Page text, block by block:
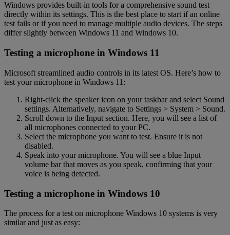
Windows provides built-in tools for a comprehensive sound test
directly within its settings. This is the best place to start if an online
test fails or if you need to manage multiple audio devices. The steps
differ slightly between Windows 11 and Windows 10.
Testing a microphone in Windows 11
Microsoft streamlined audio controls in its latest OS. Here’s how to
test your microphone in Windows 11:
Right-click the speaker icon on your taskbar and select Sound
settings. Alternatively, navigate to Settings > System > Sound.
Scroll down to the Input section. Here, you will see a list of
all microphones connected to your PC.
Select the microphone you want to test. Ensure it is not
disabled.
Speak into your microphone. You will see a blue Input
volume bar that moves as you speak, confirming that your
voice is being detected.
Testing a microphone in Windows 10
The process for a test on microphone Windows 10 systems is very
similar and just as easy: